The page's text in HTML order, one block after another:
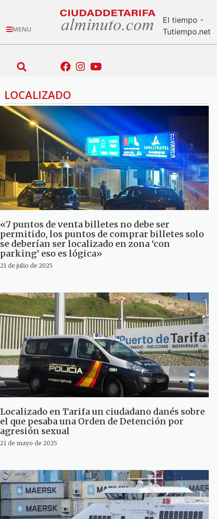
MENU
El tiempo -
Tutiempo.net
LOCALIZADO
«7 puntos de venta billetes no debe ser
permitido, los puntos de comprar billetes solo
se deberían ser localizado en zona ‘con
parking’ eso es lógica»
21 de julio de 2025
Localizado en Tarifa un ciudadano danés sobre
el que pesaba una Orden de Detención por
agresión sexual
21 de mayo de 2025